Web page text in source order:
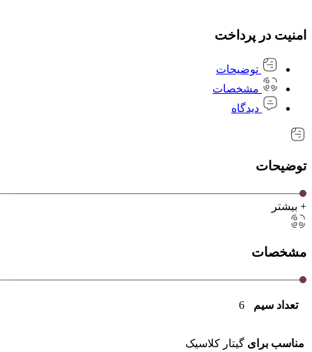
امنیت در پرداخت
توضیحات
مشخصات
دیدگاه
توضیحات
+ بیشتر
مشخصات
تعداد سیم 6
مناسب برای گیتار کلاسیک